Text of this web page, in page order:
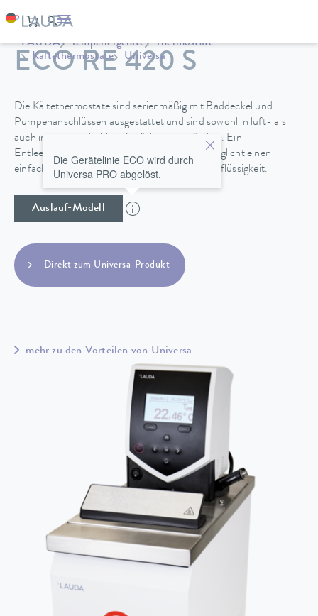
LAUDA Temperiergeräte
Thermostate
Kältethermostate
Universa
ECO RE 420 S
Die Kältethermostate sind serienmäßig mit Baddeckel und
Pumpenanschlüssen ausgestattet und sind sowohl in luft- als
auch in wassergekühlter Ausführung verfügbar. Ein
Entleerungshahn an der Geräterückseite ermöglicht einen
einfachen und sicheren Wechsel der Temperierflüssigkeit.
Auslauf-Modell
Die Gerätelinie ECO wird durch
Universa PRO abgelöst.
Direkt zum Universa-Produkt
mehr zu den Vorteilen von Universa